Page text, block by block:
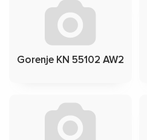
Gorenje KN 55102 AW2